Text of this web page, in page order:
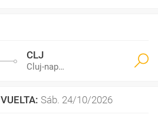
CLJ
Cluj-napoca
VUELTA: Sáb. 24/10/2026